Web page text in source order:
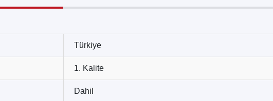
Türkiye
1. Kalite
Dahil